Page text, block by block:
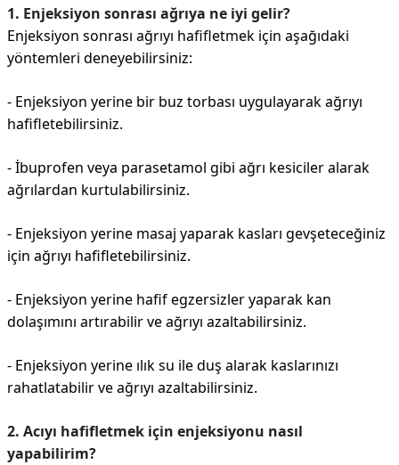
1. Enjeksiyon sonrası ağrıya ne iyi gelir?
Enjeksiyon sonrası ağrıyı hafifletmek için aşağıdaki
yöntemleri deneyebilirsiniz:
- Enjeksiyon yerine bir buz torbası uygulayarak ağrıyı
hafifletebilirsiniz.
- İbuprofen veya parasetamol gibi ağrı kesiciler alarak
ağrılardan kurtulabilirsiniz.
- Enjeksiyon yerine masaj yaparak kasları gevşeteceğiniz
için ağrıyı hafifletebilirsiniz.
- Enjeksiyon yerine hafif egzersizler yaparak kan
dolaşımını artırabilir ve ağrıyı azaltabilirsiniz.
- Enjeksiyon yerine ılık su ile duş alarak kaslarınızı
rahatlatabilir ve ağrıyı azaltabilirsiniz.
2. Acıyı hafifletmek için enjeksiyonu nasıl
yapabilirim?